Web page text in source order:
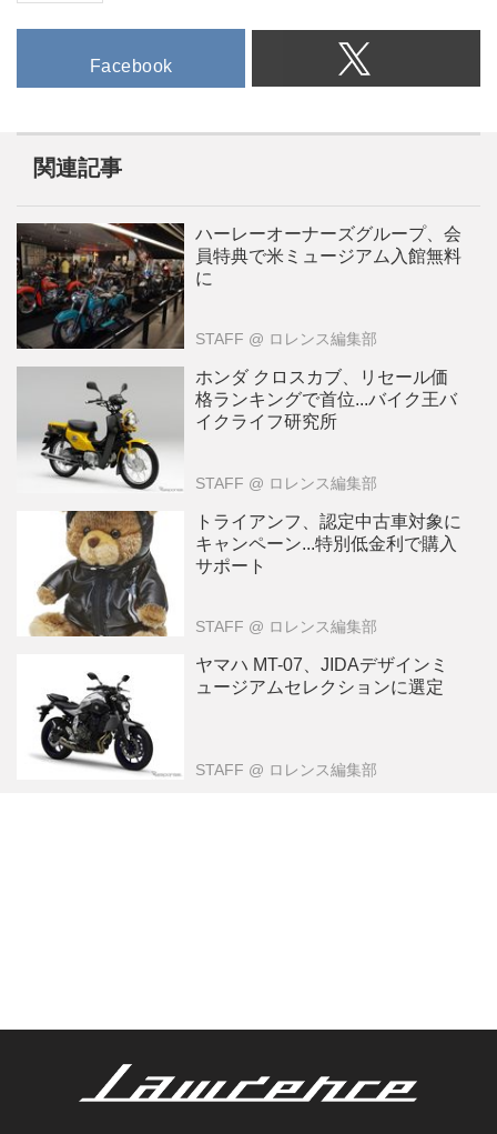
Facebook
関連記事
ハーレーオーナーズグループ、会
員特典で米ミュージアム入館無料
に
STAFF @ ロレンス編集部
ホンダ クロスカブ、リセール価
格ランキングで首位...バイク王バ
イクライフ研究所
STAFF @ ロレンス編集部
トライアンフ、認定中古車対象に
キャンペーン...特別低金利で購入
サポート
STAFF @ ロレンス編集部
ヤマハ MT-07、JIDAデザインミ
ュージアムセレクションに選定
STAFF @ ロレンス編集部